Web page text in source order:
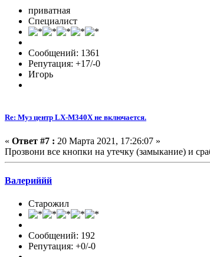
приватная
Специалист
Сообщений: 1361
Репутация: +17/-0
Игорь
Re: Муз центр LX-M340X не включается.
« Ответ #7 : 20 Марта 2021, 17:26:07 »
Прозвони все кнопки на утечку (замыкание) и
Валериййй
Старожил
Сообщений: 192
Репутация: +0/-0